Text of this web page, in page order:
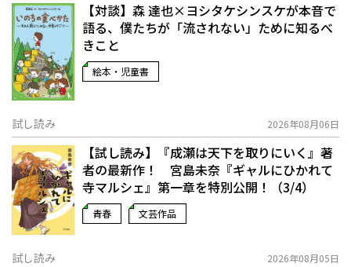
【対談】森 達也×ヨシタケシンスケが本音で
語る、僕たちが「流されない」ために知るべ
きこと
絵本・児童書
試し読み 2026年08月06日
【試し読み】『成瀬は天下を取りにいく』著
者の最新作！ 宮島未奈『ギャルにひかれて
寺マルシェ』第一章を特別公開！（3/4）
青春 文芸作品
試し読み 2026年08月05日